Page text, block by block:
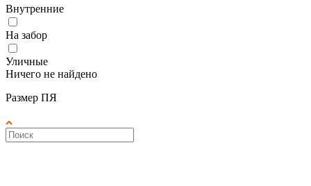
Внутренние
На забор
Уличные
Ничего не найдено
Размер ПЯ